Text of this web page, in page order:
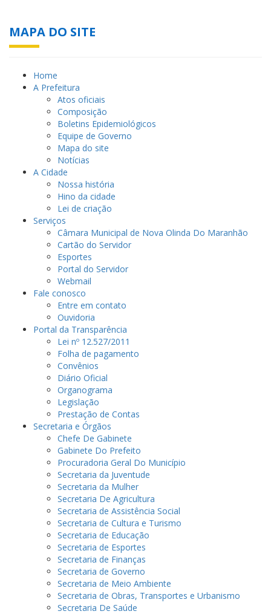
MAPA DO SITE
Home
A Prefeitura
Atos oficiais
Composição
Boletins Epidemiológicos
Equipe de Governo
Mapa do site
Notícias
A Cidade
Nossa história
Hino da cidade
Lei de criação
Serviços
Câmara Municipal de Nova Olinda Do Maranhão
Cartão do Servidor
Esportes
Portal do Servidor
Webmail
Fale conosco
Entre em contato
Ouvidoria
Portal da Transparência
Lei nº 12.527/2011
Folha de pagamento
Convênios
Diário Oficial
Organograma
Legislação
Prestação de Contas
Secretaria e Órgãos
Chefe De Gabinete
Gabinete Do Prefeito
Procuradoria Geral Do Município
Secretaria da Juventude
Secretaria da Mulher
Secretaria De Agricultura
Secretaria de Assistência Social
Secretaria de Cultura e Turismo
Secretaria de Educação
Secretaria de Esportes
Secretaria de Finanças
Secretaria de Governo
Secretaria de Meio Ambiente
Secretaria de Obras, Transportes e Urbanismo
Secretaria De Saúde